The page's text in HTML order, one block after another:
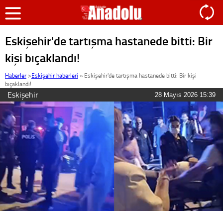
Eskişehir'de tartışma hastanede bitti: Bir
kişi bıçaklandı!
Haberler >Eskişehir haberleri » Eskişehir'de tartışma hastanede bitti: Bir kişi
bıçaklandı!
Eskişehir 28 Mayıs 2026 15:39